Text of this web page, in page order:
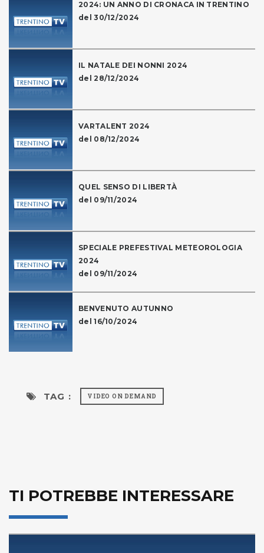
2024: UN ANNO DI CRONACA IN TRENTINO
del 30/12/2024
IL NATALE DEI NONNI 2024
del 28/12/2024
VARTALENT 2024
del 08/12/2024
QUEL SENSO DI LIBERTÀ
del 09/11/2024
SPECIALE PREFESTIVAL METEOROLOGIA
2024
del 09/11/2024
BENVENUTO AUTUNNO
del 16/10/2024
TAG : VIDEO ON DEMAND
TI POTREBBE INTERESSARE